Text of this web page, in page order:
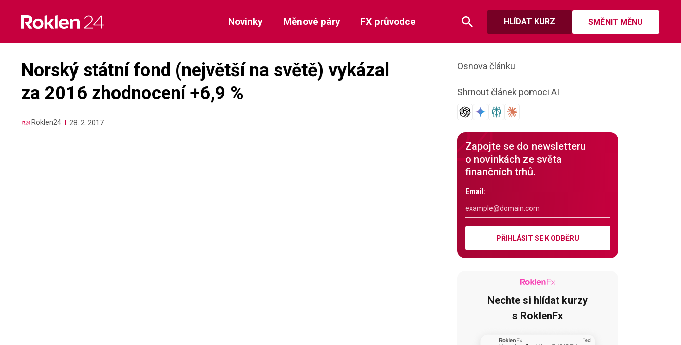
content
HLÍDAT KURZ SMĚNIT MĚNU
Novinky Měnové páry FX průvodce
Norský státní fond (největší na světě) vykázal
za 2016 zhodnocení +6,9 %
Roklen24 28. 2. 2017
Osnova článku
Shrnout článek pomoci AI
Zapojte se do newsletteru
o novinkách ze světa
finančních trhů.
Email:
PŘIHLÁSIT SE K ODBĚRU
Nechte si hlídat kurzy
s RoklenFx